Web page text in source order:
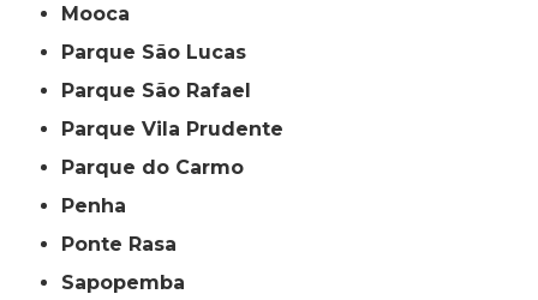
Mooca
Parque São Lucas
Parque São Rafael
Parque Vila Prudente
Parque do Carmo
Penha
Ponte Rasa
Sapopemba